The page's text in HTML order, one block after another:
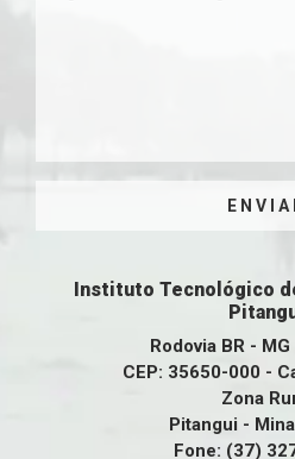
Instituto Tecnológico
Rodovia BR -
CEP: 35650-000 -
Zona
Pitangui -
Fone: (37)